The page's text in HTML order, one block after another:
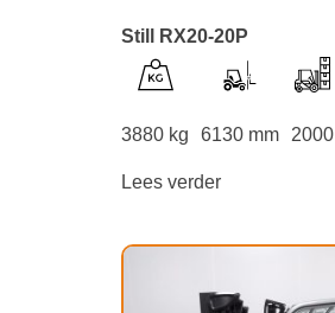
Still RX20-20P
3880 kg 6130 mm 2000
Lees verder